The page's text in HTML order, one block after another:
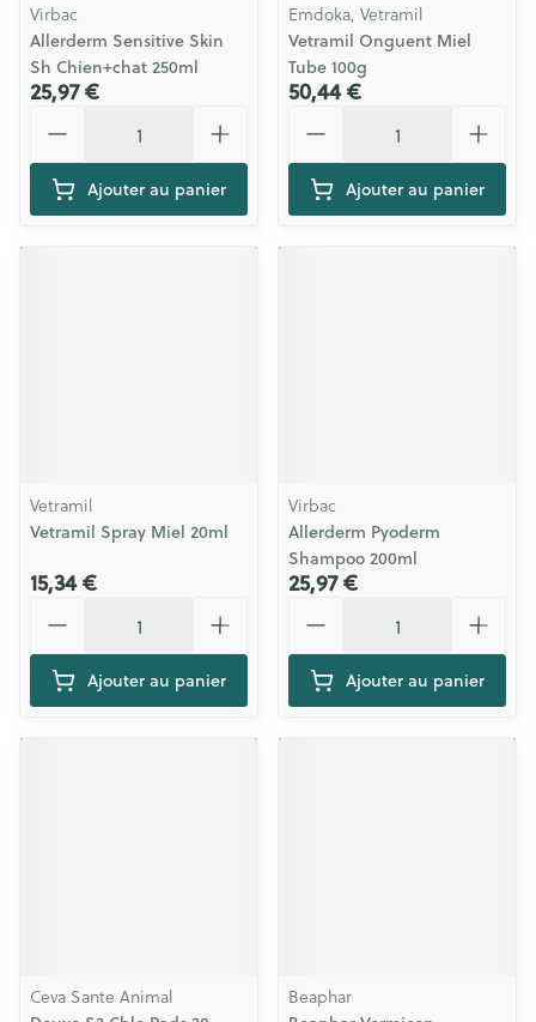
Virbac
Allerderm Sensitive Skin
Sh Chien+chat 250ml
25,97 €
Ajouter au panier
Emdoka, Vetramil
Vetramil Onguent Miel
Tube 100g
50,44 €
Ajouter au panier
Vetramil
Vetramil Spray Miel 20ml
15,34 €
Ajouter au panier
Virbac
Allerderm Pyoderm
Shampoo 200ml
25,97 €
Ajouter au panier
Ceva Sante Animal Beaphar